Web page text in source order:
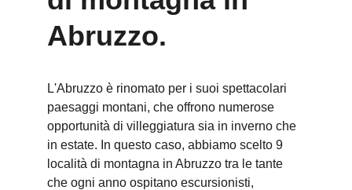
Abruzzo.
L'Abruzzo è rinomato per i suoi spettacolari
paesaggi montani, che offrono numerose
opportunità di villeggiatura sia in inverno che
in estate. In questo caso, abbiamo scelto 9
località di montagna in Abruzzo tra le tante
che ogni anno ospitano escursionisti,